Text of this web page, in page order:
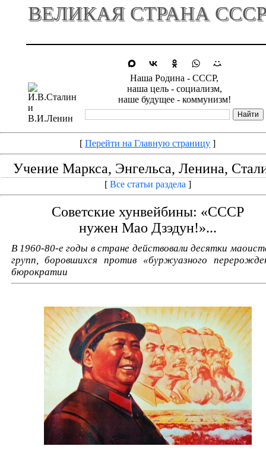
ВЕЛИКАЯ СТРАНА
Наша Родина - СССР,
наша цель - социализм,
наше будущее - коммунизм!
[ Перейти на Главную страницу ]
Учение Маркса, Энгельса, Ленина,
[ Все статьи раздела ]
Советские хунвейбины: «СССР
нужен Мао Дзэдун!»...
В 1960-80-е годы в стране действовали десятки
групп, боровшихся против «буржуазного
бюрократии